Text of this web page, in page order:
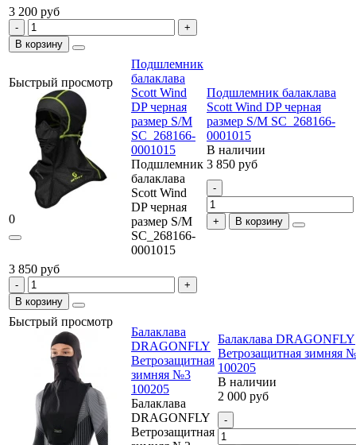
3 200 руб
В корзину
Быстрый просмотр
0
Подшлемник
балаклава
Scott Wind
DP черная
размер S/M
SC_268166-
0001015
Подшлемник
балаклава
Scott Wind
DP черная
размер S/M
SC_268166-
0001015
Подшлемник балаклава
Scott Wind DP черная
размер S/M SC_268166-
0001015
В наличии
3 850 руб
В корзину
3 850 руб
В корзину
Быстрый просмотр
Балаклава
DRAGONFLY
Ветрозащитная
зимняя №3
100205
Балаклава
DRAGONFLY
Ветрозащитная
Балаклава DRAGONFLY
Ветрозащитная зимняя
100205
В наличии
2 000 руб